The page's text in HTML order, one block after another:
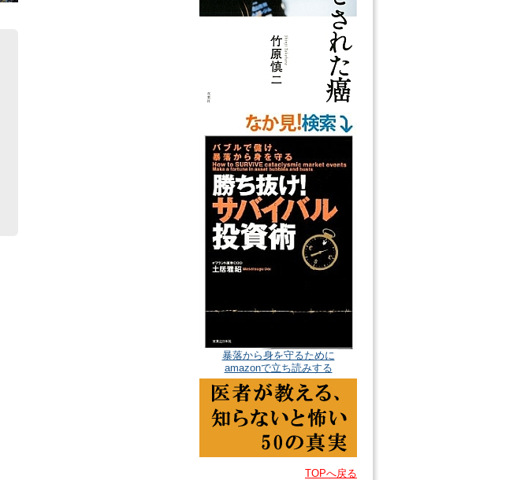
暴落から身を守るために
amazonで立ち読みする
TOPへ戻る